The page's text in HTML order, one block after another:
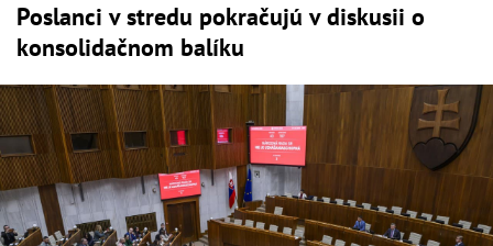
Poslanci v stredu pokračujú v diskusii o
konsolidačnom balíku